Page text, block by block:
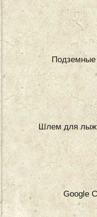
Подземные
Шлем для
Google